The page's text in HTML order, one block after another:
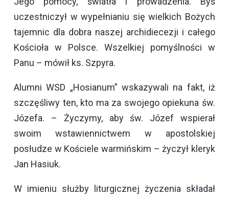
uczestniczył w wypełnianiu się wielkich Bożych
tajemnic dla dobra naszej archidiecezji i całego
Kościoła w Polsce. Wszelkiej pomyślności w
Panu – mówił ks. Szpyra.
Alumni WSD „Hosianum” wskazywali na fakt, iż
szczęśliwy ten, kto ma za swojego opiekuna św.
Józefa. – Życzymy, aby św. Józef wspierał
swoim wstawiennictwem w apostolskiej
posłudze w Kościele warmińskim – życzył kleryk
Jan Hasiuk.
W imieniu służby liturgicznej życzenia składał